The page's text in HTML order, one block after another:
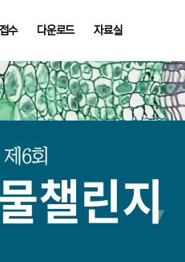
수 다운로드 자료실
학생생
School Korea